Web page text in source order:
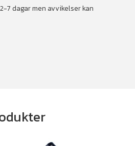
7 dagar men avvikelser kan